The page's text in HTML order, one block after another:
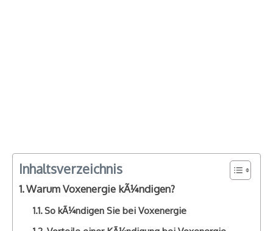
Inhaltsverzeichnis
Warum Voxenergie kÃ¼ndigen?
So kÃ¼ndigen Sie bei Voxenergie